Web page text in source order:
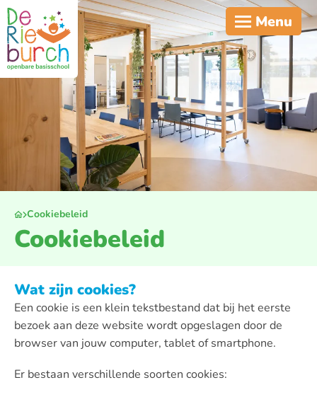
Menu
Cookiebeleid
Cookiebeleid
Wat zijn cookies?
Een cookie is een klein tekstbestand dat bij het eerste
bezoek aan deze website wordt opgeslagen door de
browser van jouw computer, tablet of smartphone.
Er bestaan verschillende soorten cookies: